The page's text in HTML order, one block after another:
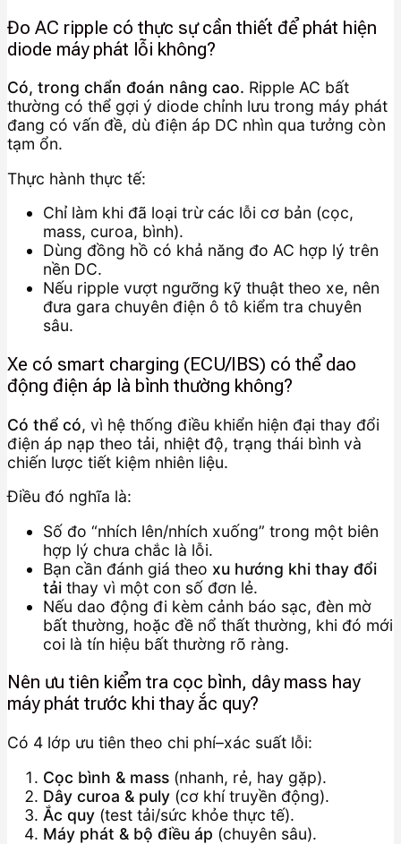
Đo AC ripple có thực sự cần thiết để phát hiện
diode máy phát lỗi không?
Có, trong chẩn đoán nâng cao. Ripple AC bất
thường có thể gợi ý diode chỉnh lưu trong máy phát
đang có vấn đề, dù điện áp DC nhìn qua tưởng còn
tạm ổn.
Thực hành thực tế:
Chỉ làm khi đã loại trừ các lỗi cơ bản (cọc,
mass, curoa, bình).
Dùng đồng hồ có khả năng đo AC hợp lý trên
nền DC.
Nếu ripple vượt ngưỡng kỹ thuật theo xe, nên
đưa gara chuyên điện ô tô kiểm tra chuyên
sâu.
Xe có smart charging (ECU/IBS) có thể dao
động điện áp là bình thường không?
Có thể có, vì hệ thống điều khiển hiện đại thay đổi
điện áp nạp theo tải, nhiệt độ, trạng thái bình và
chiến lược tiết kiệm nhiên liệu.
Điều đó nghĩa là:
Số đo “nhích lên/nhích xuống” trong một biên
hợp lý chưa chắc là lỗi.
Bạn cần đánh giá theo xu hướng khi thay đổi
tải thay vì một con số đơn lẻ.
Nếu dao động đi kèm cảnh báo sạc, đèn mờ
bất thường, hoặc đề nổ thất thường, khi đó mới
coi là tín hiệu bất thường rõ ràng.
Nên ưu tiên kiểm tra cọc bình, dây mass hay
máy phát trước khi thay ắc quy?
Có 4 lớp ưu tiên theo chi phí–xác suất lỗi:
Cọc bình & mass (nhanh, rẻ, hay gặp).
Dây curoa & puly (cơ khí truyền động).
Ắc quy (test tải/sức khỏe thực tế).
Máy phát & bộ điều áp (chuyên sâu).